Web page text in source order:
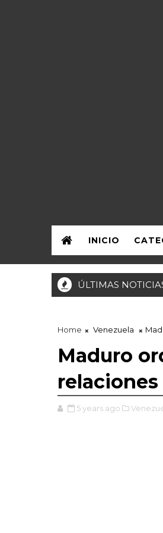
INICIO
ÚLTIMAS
Home Venezuela
Maduro
5 years ago